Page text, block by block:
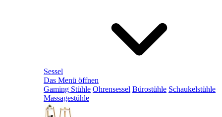
Sessel
Das Menü öffnen
Gaming Stühle Ohrensessel Bürostühle Schaukelstühle
Massagestühle